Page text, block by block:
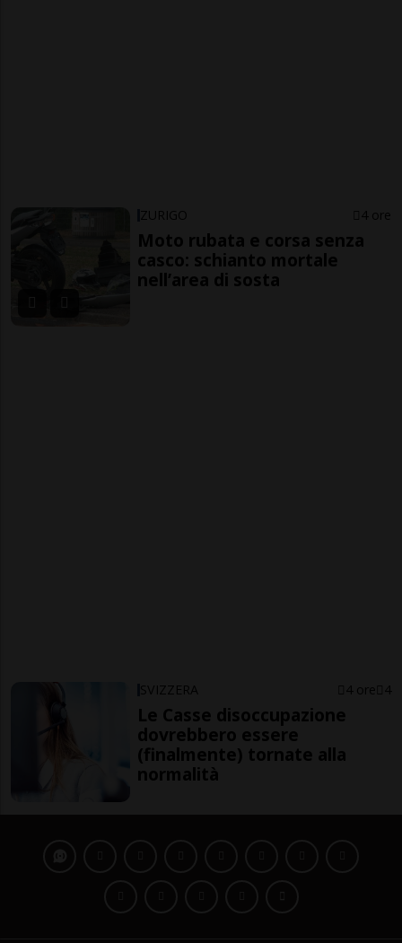
ZURIGO 4 ore
Moto rubata e corsa senza
casco: schianto mortale
nell’area di sosta
SVIZZERA 4 ore 4
Le Casse disoccupazione
dovrebbero essere
(finalmente) tornate alla
normalità